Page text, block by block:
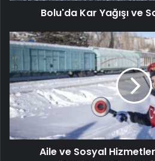
Bolu'da Kar Yağışı ve
Aile ve Sosyal